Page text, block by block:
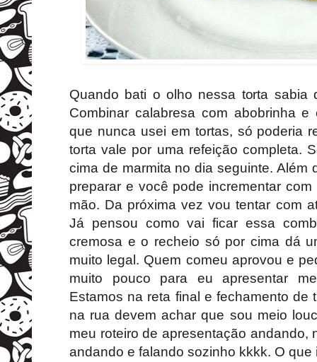
Quando bati o olho nessa torta sabia
Combinar calabresa com abobrinha e
que nunca usei em tortas, só poderia
torta vale por uma refeição completa.
cima de marmita no dia seguinte. Além
preparar e você pode incrementar
mão. Da próxima vez vou tentar com
Já pensou como vai ficar essa
cremosa e o recheio só por cima dá
muito legal. Quem comeu aprovou e
muito pouco para eu apresentar
Estamos na reta final e fechamento de
na rua devem achar que sou meio
meu roteiro de apresentação andando,
andando e falando sozinho kkkk. O